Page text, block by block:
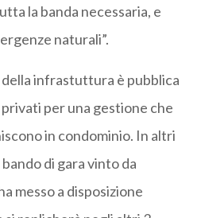
la banda necessaria, e
naturali”.
infrastuttura è pubblica
privati per una gestione che
in condominio. In altri
di gara vinto da
messo a disposizione